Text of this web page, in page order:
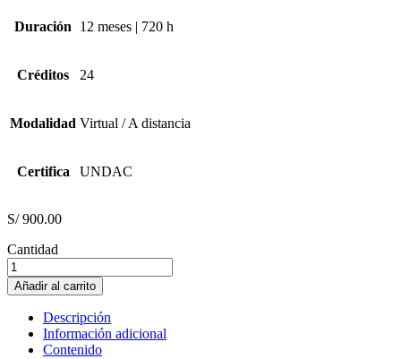
Duración 12 meses | 720 h
Créditos 24
Modalidad Virtual / A distancia
Certifica UNDAC
S/900.00
Cantidad
NEUROANATOMIA
Y
NEUROFISICA
cantidad
Añadir al carrito
Descripción
Información adicional
Contenido